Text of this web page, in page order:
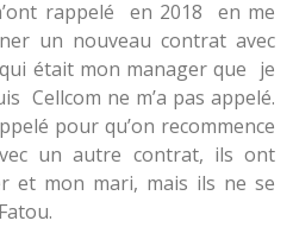
rappelé en 2018 en me
un nouveau contrat avec
était mon manager que je
Cellcom ne m’a pas appelé.
pour qu’on recommence
un autre contrat, ils ont
et mon mari, mais ils ne se